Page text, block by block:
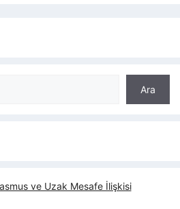
Ara
ve Uzak Mesafe İlişkisi